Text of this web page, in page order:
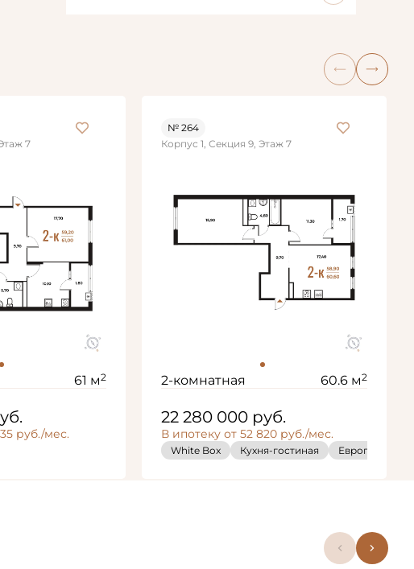
Европланировка
7
61 м2
руб./мес.
№ 264
Корпус 1, Секция 9, Этаж 7
2-комнатная 60.6 м2
22 280 000 руб.
В ипотеку от 52 820 руб./мес.
White Box Кухня-гостиная